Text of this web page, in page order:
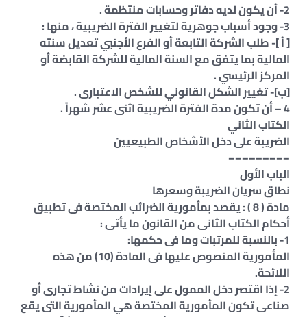
2- أن يكون لديه دفاتر وحسابات منتظمة .
3- وجود أسباب جوهرية لتغيير الفترة الضريبية ، منها :
[ أ ]- طلب الشركة التابعة أو الفرع الأجنبي تعديل سنته
المالية بما يتفق مع السنة المالية للشركة القابضة أو
المركز الرئيسي .
[ب]- تغيير الشكل القانوني للشخص الاعتبارى .
4 – أن تكون مدة الفترة الضريبية اثنى عشر شهراً .
الكتاب الثاني
الضريبة على دخل الأشخاص الطبيعيين
–––––––––
الباب الأول
نطاق سريان الضريبة وسعرها
مادة ( 8 ) : يقصد بمأمورية الضرائب المختصة فى تطبيق
أحكام الكتاب الثانى من القانون ما يأتى :
1- بالنسبة للمرتبات وما فى حكمها:
المأمورية المنصوص عليها فى المادة (10) من هذه
اللائحة.
2- إذا اقتصر دخل الممول على إيرادات من نشاط تجارى أو
صناعى تكون المأمورية المختصة هي المأمورية التى يقع